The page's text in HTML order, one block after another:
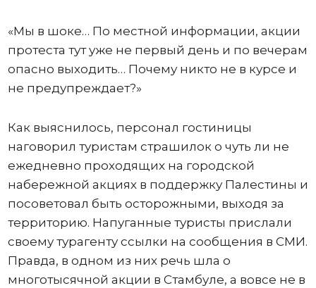
«Мы в шоке… По местной информации, акции
протеста тут уже не первый день и по вечерам
опасно выходить… Почему никто не в курсе и
не предупреждает?»
Как выяснилось, персонал гостиницы
наговорил туристам страшилок о чуть ли не
ежедневно проходящих на городской
набережной акциях в поддержку Палестины и
посоветовал быть осторожными, выходя за
территорию. Напуганные туристы прислали
своему турагенту ссылки на сообщения в СМИ.
Правда, в одном из них речь шла о
многотысячной акции в Стамбуле, а вовсе не в